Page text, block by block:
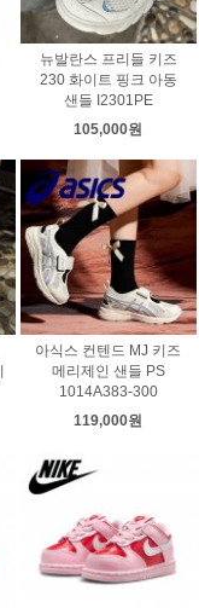
뉴발란스 프리들 키즈
230 화이트 핑크 아동
샌들 I2301PE
105,000원
아식스 컨텐드 MJ 키즈
메리제인 샌들 PS
1014A383-300
119,000원